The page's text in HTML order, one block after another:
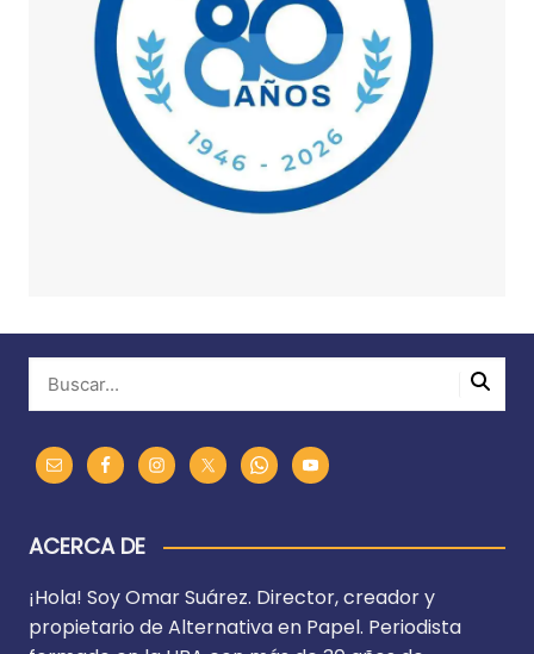
ACERCA DE
¡Hola! Soy Omar Suárez. Director, creador y
propietario de Alternativa en Papel. Periodista